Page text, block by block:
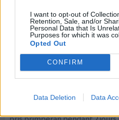
I want to opt-out of
Retention, Sale, and/or
Personal Data that Is
Purposes for which it was
Opted Out
CONFIRM
Data Deletion Data
Primperan
06/10/2015 | Femme | 35
métoclopramide (10mg)
Nausée - mal au coeur
Efficacité